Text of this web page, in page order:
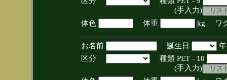
(手入力)
体色
体重 kg ワ
お名前 誕生日
区分
種類 PET - 10
(手入力)